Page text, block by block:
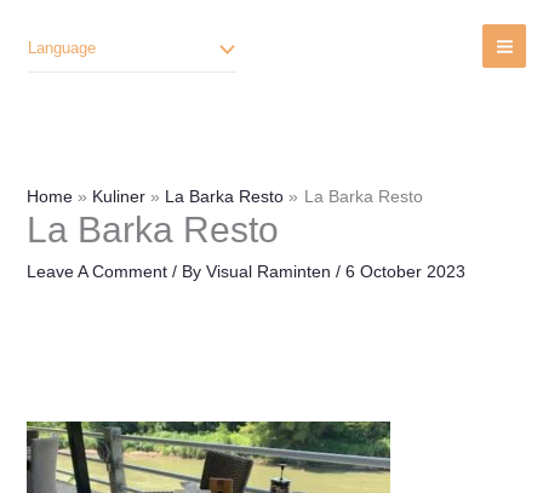
Language
Home Kuliner La Barka Resto La Barka Resto
La Barka Resto
Leave A Comment / By Visual Raminten / 6 October 2023